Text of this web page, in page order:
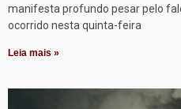
manifesta profundo pesar pelo
ocorrido nesta quinta-feira
Leia mais »